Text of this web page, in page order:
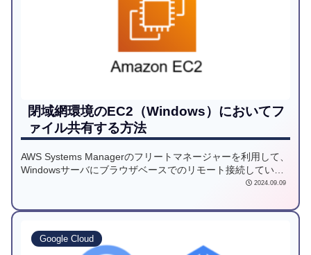
閉域網環境のEC2（Windows）においてフ
ァイル共有する方法
AWS Systems Managerのフリートマネージャーを利用して、
Windowsサーバにブラウザベースでのリモート接続している
方多いかと思います。今回は閉域網環境において、ローカル-
Windows PowerShellを用いる方法をご紹介します。
2024.09.09
Google Cloud